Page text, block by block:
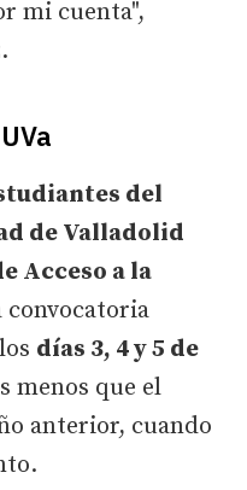
mi cuenta",
.
del
de Valladolid
Acceso a la
convocatoria
días 3, 4 y 5 de
menos que el
anterior, cuando